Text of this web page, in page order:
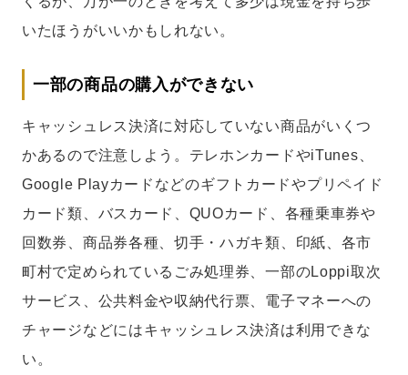
いたほうがいいかもしれない。
一部の商品の購入ができない
キャッシュレス決済に対応していない商品がいくつ
かあるので注意しよう。テレホンカードやiTunes、
Google Playカードなどのギフトカードやプリペイド
カード類、バスカード、QUOカード、各種乗車券や
回数券、商品券各種、切手・ハガキ類、印紙、各市
町村で定められているごみ処理券、一部のLoppi取次
サービス、公共料金や収納代行票、電子マネーへの
チャージなどにはキャッシュレス決済は利用できな
い。